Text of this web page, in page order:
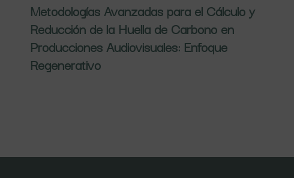
Metodologías Avanzadas para el Cálculo y
Reducción de la Huella de Carbono en
Producciones Audiovisuales: Enfoque
Regenerativo